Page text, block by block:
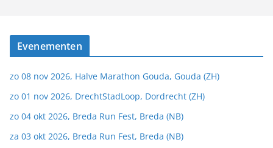
Evenementen
zo 08 nov 2026, Halve Marathon Gouda, Gouda (ZH)
zo 01 nov 2026, DrechtStadLoop, Dordrecht (ZH)
zo 04 okt 2026, Breda Run Fest, Breda (NB)
za 03 okt 2026, Breda Run Fest, Breda (NB)